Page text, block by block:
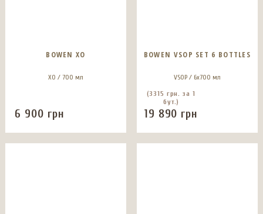
BOWEN XO
ХО / 700 мл
6 900 грн
BOWEN VSOP SET 6 BOTTLES
VSOP / 6x700 мл
(3315 грн. за 1
бут.)
19 890 грн